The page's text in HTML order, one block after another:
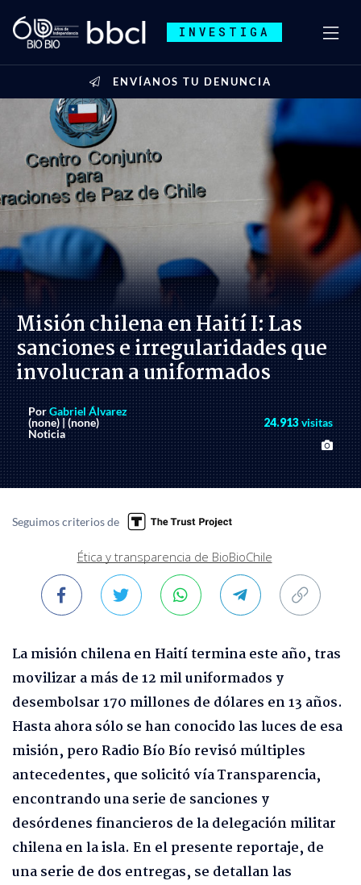
INVESTIGA
ENVÍANOS TU DENUNCIA
Misión chilena en Haití I: Las
sanciones e irregularidades que
involucran a uniformados
PorGabriel Álvarez
(none) | (none)
Noticia
24.913visitas
Seguimos criterios de
Ética y transparencia de BioBioChile
La misión chilena en Haití termina este año, tras
movilizar a más de 12 mil uniformados y
desembolsar 170 millones de dólares en 13 años.
Hasta ahora sólo se han conocido las luces de esa
misión, pero Radio Bío Bío revisó múltiples
antecedentes, que solicitó vía Transparencia,
encontrando una serie de sanciones y
desórdenes financieros de la delegación militar
chilena en la isla. En el presente reportaje, de
una serie de dos entregas, se detallan las